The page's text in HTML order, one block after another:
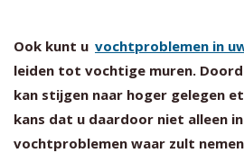
Ook kunt u vochtproblemen in
leiden tot vochtige muren.
kan stijgen naar hoger gelegen
kans dat u daardoor niet alleen
vochtproblemen waar zult